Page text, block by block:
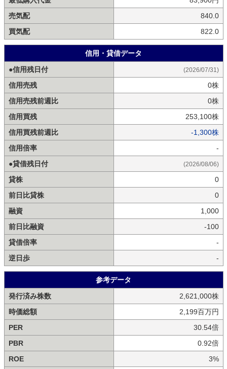
売気配
840.0
買気配
822.0
信用・貸借データ
●信用残日付
(2026/07/31)
信用売残
0株
信用売残前週比
0株
信用買残
253,100株
信用買残前週比
-1,300株
信用倍率
-
●貸借残日付
(2026/08/06)
貸株
0
前日比貸株
0
融資
1,000
前日比融資
-100
貸借倍率
-
逆日歩
-
参考データ
発行済み株数
2,621,000株
時価総額
2,199百万円
PER
30.54倍
PBR
0.92倍
ROE
3%